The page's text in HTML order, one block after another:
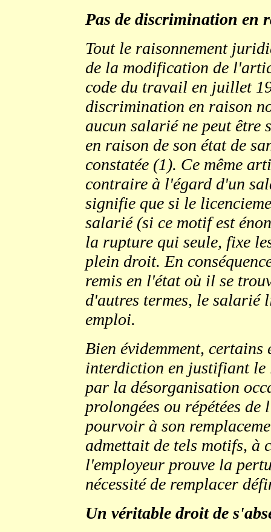
Pas de discrimination en
Tout le raisonnement
de la modification de
code du travail en juillet
discrimination en raison
aucun salarié ne peut être
en raison de son état de
constatée (1). Ce même
contraire à l'égard d'un
signifie que si le
salarié (si ce motif est
la rupture qui seule, fixe
plein droit. En
remis en l'état où il se
d'autres termes, le salarié
emploi.
Bien évidemment,
interdiction en justifiant le
par la désorganisation
prolongées ou répétées de
pourvoir à son
admettait de tels motifs, à
l'employeur prouve la
nécessité de remplacer
Un véritable droit de